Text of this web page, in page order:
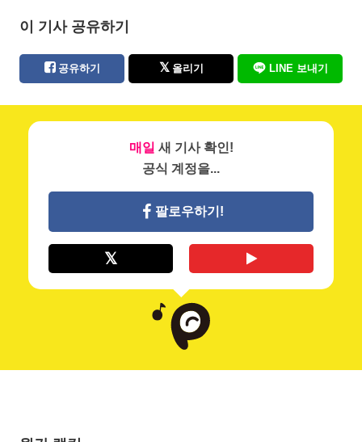
이 기사 공유하기
공유하기 올리기 LINE 보내기
매일 새 기사 확인!
공식 계정을...
팔로우하기!